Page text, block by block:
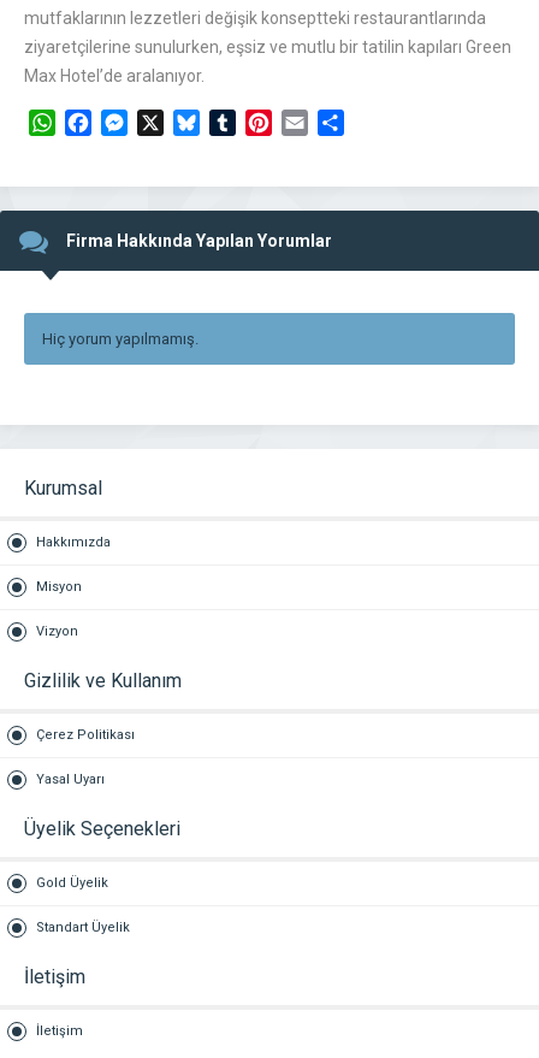
mutfaklarının lezzetleri değişik konseptteki restaurantlarında
ziyaretçilerine sunulurken, eşsiz ve mutlu bir tatilin kapıları Green
Max Hotel’de aralanıyor.
WhatsAppFacebookMessengerBlueskyTumblrPinterest
Email
Firma Hakkında Yapılan Yorumlar
Hiç yorum yapılmamış.
Kurumsal
Hakkımızda
Misyon
Vizyon
Gizlilik ve Kullanım
Çerez Politikası
Yasal Uyarı
Üyelik Seçenekleri
Gold Üyelik
Standart Üyelik
İletişim
İletişim